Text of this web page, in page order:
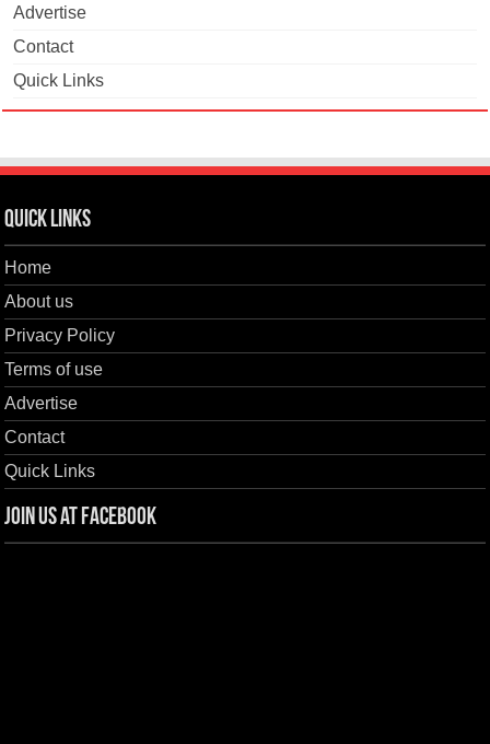
Advertise
Contact
Quick Links
Quick Links
Home
About us
Privacy Policy
Terms of use
Advertise
Contact
Quick Links
Join us at Facebook